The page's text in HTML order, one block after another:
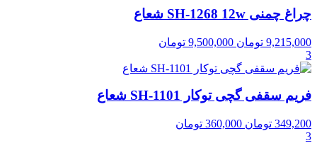
چراغ چمنی SH-1268 12w شعاع
9,215,000 تومان 9,500,000 تومان
3
فریم سقفی گچی توکار SH-1101 شعاع
349,200 تومان 360,000 تومان
3